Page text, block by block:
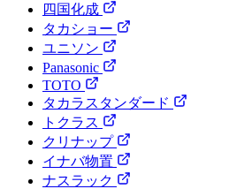
四国化成
タカショー
ユニソン
Panasonic
TOTO
タカラスタンダード
トクラス
クリナップ
イナバ物置
ナスラック